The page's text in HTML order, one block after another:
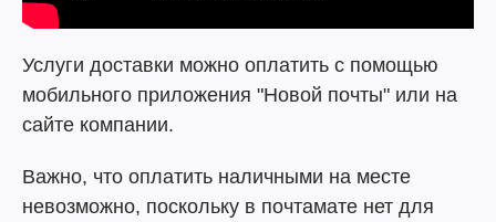
Услуги доставки можно оплатить с помощью
мобильного приложения "Новой почты" или на
сайте компании.
Важно, что оплатить наличными на месте
невозможно, поскольку в почтамате нет для